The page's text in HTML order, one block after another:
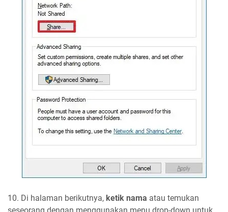
10. Di halaman berikutnya, ketik nama atau temukan